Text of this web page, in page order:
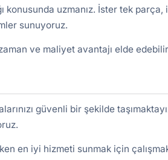
konusunda uzmanız. İster tek
sunuyoruz.
ve maliyet avantajı elde
güvenli bir şekilde
en iyi hizmeti sunmak için